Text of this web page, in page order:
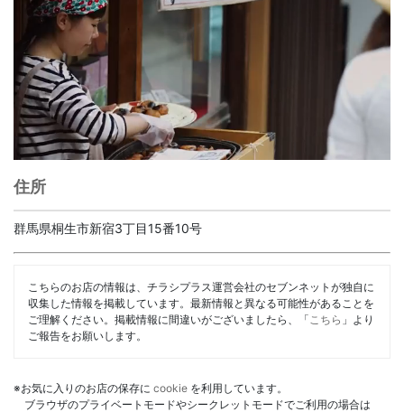
住所
群馬県桐生市新宿3丁目15番10号
こちらのお店の情報は、チラシプラス運営会社のセブンネットが独自に
収集した情報を掲載しています。最新情報と異なる可能性があることを
ご理解ください。掲載情報に間違いがございましたら、「 こちら 」より
ご報告をお願いします。
※お気に入りのお店の保存に cookie を利用しています。
ブラウザのプライベートモードやシークレットモードでご利用の場合は